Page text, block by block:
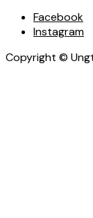
Facebook
Instagram
Copyright ©